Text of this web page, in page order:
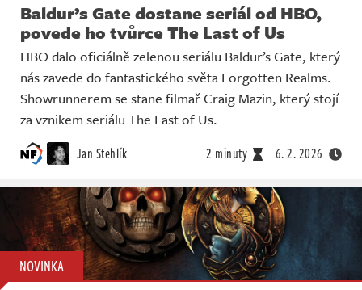
Baldur’s Gate dostane seriál od HBO,
povede ho tvůrce The Last of Us
HBO dalo oficiálně zelenou seriálu Baldur’s Gate, který
nás zavede do fantastického světa Forgotten Realms.
Showrunnerem se stane filmař Craig Mazin, který stojí
za vznikem seriálu The Last of Us.
Jan Stehlík 2 minuty 6. 2. 2026
NOVINKA